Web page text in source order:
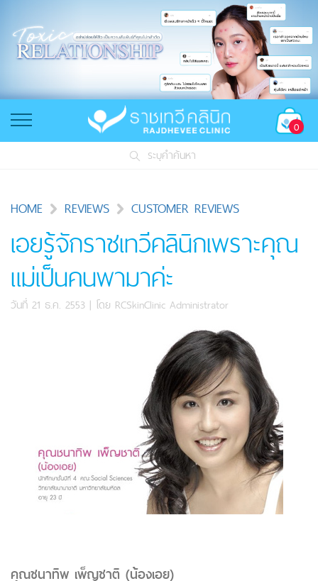
0
ระบุคำค้นหา
HOME REVIEWS CUSTOMER REVIEWS
เอยรู้จักราชเทวีคลินิกเพราะคุณ
แม่เป็นคนพามาค่ะ
วันที่ 21 ธ.ค. 2553 | โดย RCSkinClinic Administrator
คุณชนาทิพ เพ็ญชาติ (น้องเอย)